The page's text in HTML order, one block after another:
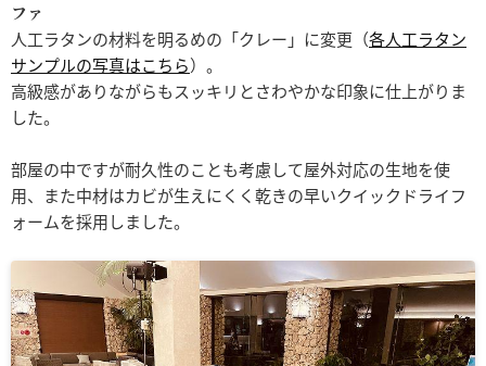
ファ
人工ラタンの材料を明るめの「クレー」に変更（各人工ラタン
サンプルの写真はこちら）。
高級感がありながらもスッキリとさわやかな印象に仕上がりま
した。
部屋の中ですが耐久性のことも考慮して屋外対応の生地を使
用、また中材はカビが生えにくく乾きの早いクイックドライフ
ォームを採用しました。